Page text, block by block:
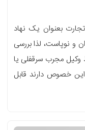
بعنوان یک نهاد
و نوپاست، لذا بررسی
وکیل مجرب سرقفلی یا
خصوص دارند قابل